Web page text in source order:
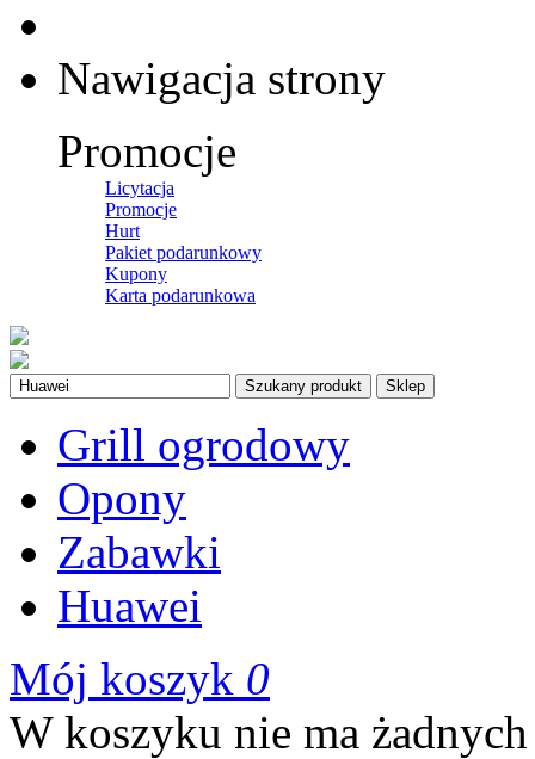
Nawigacja strony
Promocje
Licytacja
Promocje
Hurt
Pakiet podarunkowy
Kupony
Karta podarunkowa
Szukany produkt Sklep
Grill ogrodowy
Opony
Zabawki
Huawei
Mój koszyk 0
W koszyku nie ma